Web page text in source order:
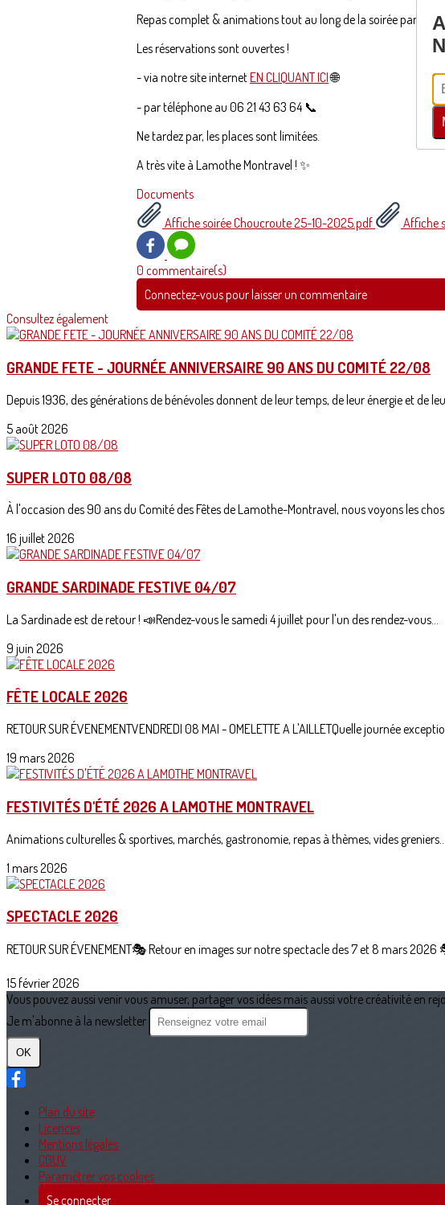
Repas complet & animations tout au long de la soirée par
Les réservations sont ouvertes !
- via notre site internetEN CLIQUANT ICI🌐
- par téléphone au 06 21 43 63 64 📞
Ne tardez par, les places sont limitées.
A très vite à Lamothe Montravel ! ✨
Documents
Affiche soirée Choucroute 25-10-2025.pdf
Affiche
0 commentaire(s)
Connectez-vous pour laisser un commentaire
Consultez également
GRANDE FETE - JOURNÉE ANNIVERSAIRE 90 ANS DU COMITÉ 22/08
Depuis 1936, des générations de bénévoles donnent de leur temps, de leur énergie et de
5 août 2026
SUPER LOTO 08/08
À l'occasion des 90 ans du Comité des Fêtes de Lamothe-Montravel, nous voyons les
16 juillet 2026
GRANDE SARDINADE FESTIVE 04/07
La Sardinade est de retour ! 📣Rendez-vous le samedi 4 juillet pour l'un des rendez-vous...
9 juin 2026
FÊTE LOCALE 2026
RETOUR SUR ÉVENEMENTVENDREDI 08 MAI - OMELETTE A L'AILLETQuelle journée
19 mars 2026
FESTIVITÉS D'ÉTÉ 2026 A LAMOTHE MONTRAVEL
Animations culturelles & sportives, marchés, gastronomie, repas à thèmes, vides greniers......
1 mars 2026
SPECTACLE 2026
RETOUR SUR ÉVENEMENT🎭 Retour en images sur notre spectacle des 7 et 8 mars 2026
15 février 2026
Vous pouvez aussi venir vous amuser, partager vos idées mais aussi votre créativité en
Je m'abonne à la newsletter
OK
Plan du site
Licences
Mentions légales
CGUV
Paramétrer vos cookies
Se connecter